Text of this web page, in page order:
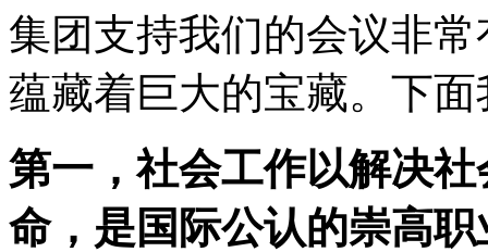
集团支持我们的会议非
蕴藏着巨大的宝藏。下
第一，社会工作以解决
命，是国际公认的崇高职